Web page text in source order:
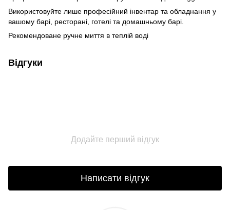
Використовуйте лише професійний інвентар та обладнання у
вашому барі, ресторані, готелі та домашньому барі.
Рекомендоване ручне миття в теплій воді
Відгуки
Додайте перший відгук
Написати відгук